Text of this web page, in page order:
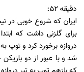
دقیقه ۵۲:
ایران که شروع خوبی در
برای گلزنی داشت که
دروازه برخورد کرد و
شد و با عبور از دو